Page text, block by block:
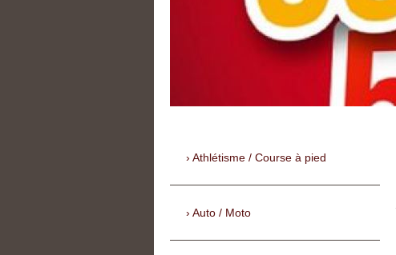
Athlétisme / Course à pied
Auto / Moto